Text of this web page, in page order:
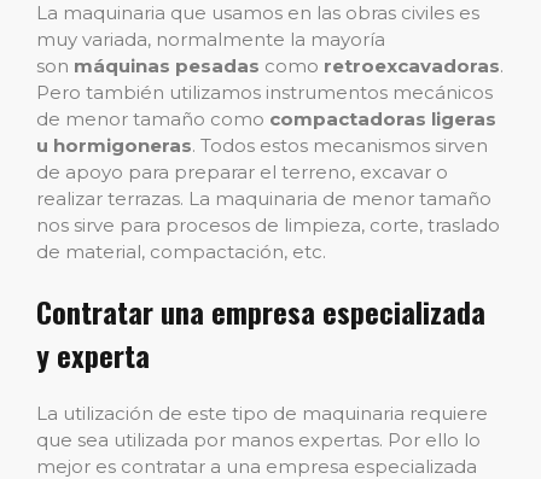
La maquinaria que usamos en las obras civiles es
muy variada, normalmente la mayoría
son máquinas pesadas como retroexcavadoras.
Pero también utilizamos instrumentos mecánicos
de menor tamaño como compactadoras ligeras
u hormigoneras. Todos estos mecanismos sirven
de apoyo para preparar el terreno, excavar o
realizar terrazas. La maquinaria de menor tamaño
nos sirve para procesos de limpieza, corte, traslado
de material, compactación, etc.
Contratar una empresa especializada
y experta
La utilización de este tipo de maquinaria requiere
que sea utilizada por manos expertas. Por ello lo
mejor es contratar a una empresa especializada